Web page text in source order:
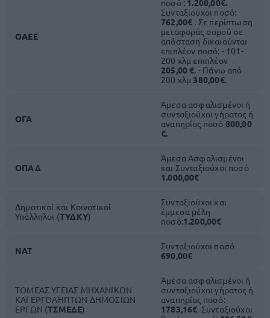
ΟΑΕΕ
ποσό : 1.200,00€.
Συνταξιούχοι ποσό:
762,00€ . Σε περίπτωση
μεταφοράς σορού σε
απόσταση δικαιούνται
επιπλέον ποσό: - 101-
200 χλμ επιπλέον
205,00 €. - Πάνω από
200 χλμ 380,00€.
ΟΓΑ
Άμεσα ασφαλισμένοι ή
συνταξιούχοι γήρατος ή
αναπηρίας ποσό 800,00
€.
ΟΠΑΔ
Άμεσα Ασφαλισμένοι
και Συνταξιούχοι ποσό
1.000,00€
Δημοτικοί και Κοινοτικοί
Υπάλληλοι (ΤΥΔΚΥ)
Συνταξιούχοι και
έμμεσα μέλη
ποσό:1.200,00€
ΝΑΤ
Συνταξιούχοι ποσό
690,00€
ΤΟΜΕΑΣ ΥΓΕΙΑΣ ΜΗΧΑΝΙΚΩΝ
ΚΑΙ ΕΡΓΟΛΗΠΤΩΝ ΔΗΜΟΣΙΩΝ
ΕΡΓΩΝ (ΤΣΜΕΔΕ)
Άμεσα ασφαλισμένοι ή
συνταξιούχοι γήρατος ή
αναπηρίας ποσό:
1783,16€. Συνταξιούχοι